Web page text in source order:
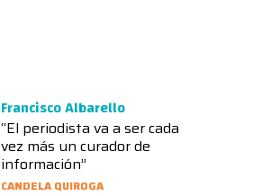
Francisco Albarello
“El periodista va a ser cada
vez más un curador de
información”
CANDELA QUIROGA